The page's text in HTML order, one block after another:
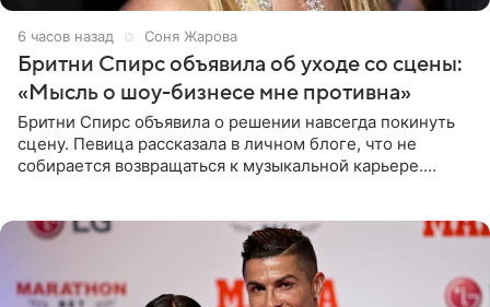
6 часов назад Соня Жарова
Бритни Спирс объявила об уходе со сцены:
«Мысль о шоу-бизнесе мне противна»
Бритни Спирс объявила о решении навсегда покинуть
сцену. Певица рассказала в личном блоге, что не
собирается возвращаться к музыкальной карьере.